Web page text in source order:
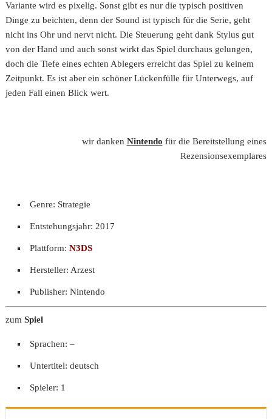
Variante wird es pixelig. Sonst gibt es nur die typisch positiven
Dinge zu beichten, denn der Sound ist typisch für die Serie, geht
nicht ins Ohr und nervt nicht. Die Steuerung geht dank Stylus gut
von der Hand und auch sonst wirkt das Spiel durchaus gelungen,
doch die Tiefe eines echten Ablegers erreicht das Spiel zu keinem
Zeitpunkt. Es ist aber ein schöner Lückenfülle für Unterwegs, auf
jeden Fall einen Blick wert.
wir danken Nintendo für die Bereitstellung eines
Rezensionsexemplares
Genre: Strategie
Entstehungsjahr: 2017
Plattform:N3DS
Hersteller: Arzest
Publisher: Nintendo
zumSpiel
Sprachen: –
Untertitel: deutsch
Spieler: 1